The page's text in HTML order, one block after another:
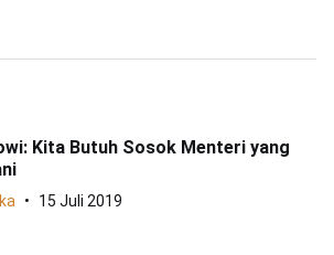
Kita Butuh Sosok Menteri yang
15 Juli 2019